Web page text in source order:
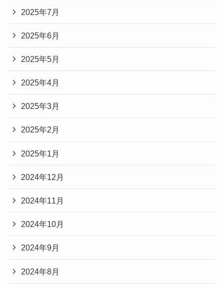
2025年7月
2025年6月
2025年5月
2025年4月
2025年3月
2025年2月
2025年1月
2024年12月
2024年11月
2024年10月
2024年9月
2024年8月